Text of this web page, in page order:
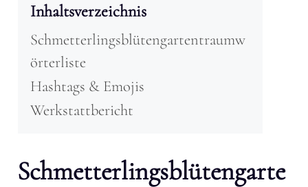
Inhaltsverzeichnis
Schmetterlingsblütengartentraumw
örterliste
Hashtags & Emojis
Werkstattbericht
Schmetterlingsblütengarte